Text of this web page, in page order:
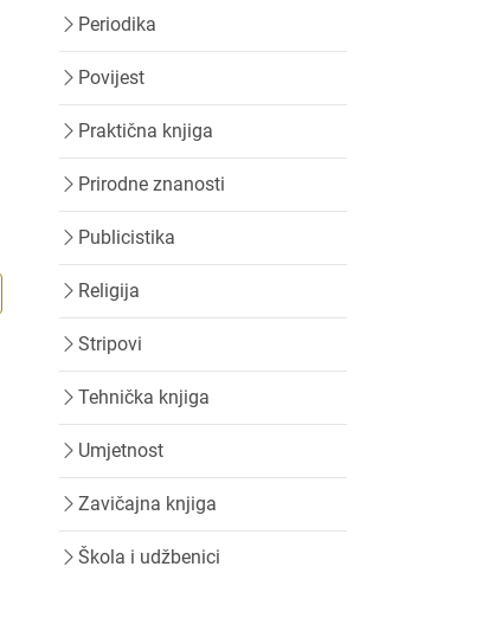
Periodika
Povijest
Praktična knjiga
Prirodne znanosti
Publicistika
Religija
Stripovi
Tehnička knjiga
Umjetnost
Zavičajna knjiga
Škola i udžbenici